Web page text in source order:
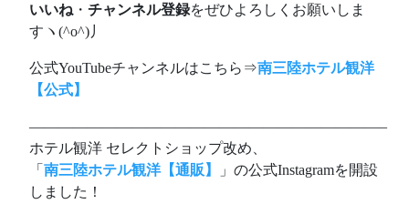
いいね ・ チャンネル登録をぜひよろしくお願いしま
すヽ(^o^)丿
公式YouTubeチャンネルはこちら⇒南三陸ホテル観洋
【公式】
————————————————————————–
ホテル観洋 セレクトショップ改め、
「 南三陸ホテル観洋【通販】
」の公式Instagramを開設
しました！